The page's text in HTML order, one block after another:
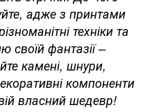
адже з принтами
техніки та
своїй фантазії –
камені, шнури,
компоненти
власний шедевр!